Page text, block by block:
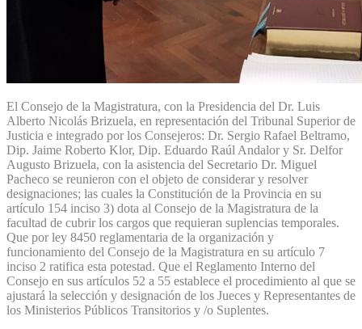
El Consejo de la Magistratura, con la Presidencia del Dr. Luis
Alberto Nicolás Brizuela, en representación del Tribunal Superior de
Justicia e integrado por los Consejeros: Dr. Sergio Rafael Beltramo,
Dip. Jaime Roberto Klor, Dip. Eduardo Raúl Andalor y Sr. Delfor
Augusto Brizuela, con la asistencia del Secretario Dr. Miguel
Pacheco se reunieron con el objeto de considerar y resolver
designaciones; las cuales la Constitución de la Provincia en su
artículo 154 inciso 3) dota al Consejo de la Magistratura de la
facultad de cubrir los cargos que requieran suplencias temporales.
Que por ley 8450 reglamentaria de la organización y
funcionamiento del Consejo de la Magistratura en su artículo 7
inciso 2 ratifica esta potestad. Que el Reglamento Interno del
Consejo en sus artículos 52 a 55 establece el procedimiento al que se
ajustará la selección y designación de los Jueces y Representantes de
los Ministerios Públicos Transitorios y /o Suplentes.